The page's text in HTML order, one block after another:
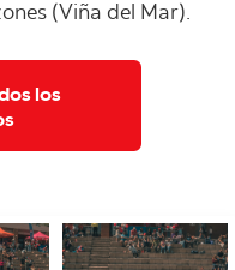
(Viña del Mar).
los